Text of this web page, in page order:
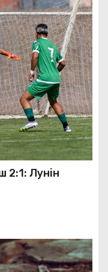
2:1: Лунін